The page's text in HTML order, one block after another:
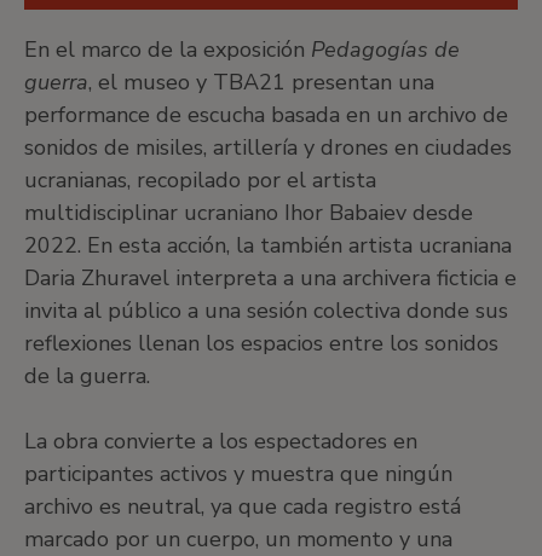
En el marco de la exposición Pedagogías de
guerra, el museo y TBA21 presentan una
performance de escucha basada en un archivo de
sonidos de misiles, artillería y drones en ciudades
ucranianas, recopilado por el artista
multidisciplinar ucraniano Ihor Babaiev desde
2022. En esta acción, la también artista ucraniana
Daria Zhuravel interpreta a una archivera ficticia e
invita al público a una sesión colectiva donde sus
reflexiones llenan los espacios entre los sonidos
de la guerra.
La obra convierte a los espectadores en
participantes activos y muestra que ningún
archivo es neutral, ya que cada registro está
marcado por un cuerpo, un momento y una